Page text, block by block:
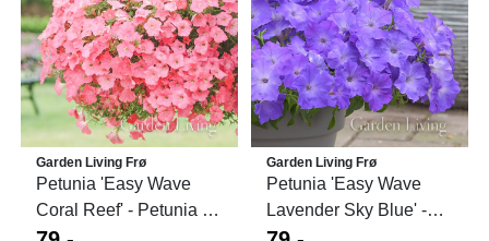
Garden Living Frø
Petunia 'Easy Wave
Coral Reef' - Petunia x
hybrida, heng
Garden Living Frø
Petunia 'Easy Wave
Lavender Sky Blue' -
Petunia x hybrida, ...